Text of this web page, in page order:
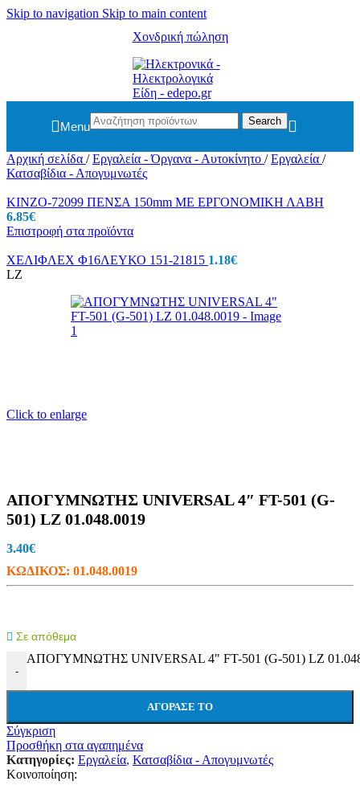
Skip to navigation Skip to main content
Χονδρική πώληση
Menu Search
Αρχική σελίδα / Εργαλεία - Όργανα - Αυτοκίνητο / Εργαλεία /
Κατσαβίδια - Απογυμνωτές
KINZO-72099 ΠΕΝΣΑ 150mm ΜΕ ΕΡΓΟΝΟΜΙΚΗ ΛΑΒΗ
6.85€
Επιστροφή στα προϊόντα
ΧΕΛΙΦΛΕΧ Φ16ΛΕΥΚΟ 151-21815 1.18€
LZ
Click to enlarge
ΑΠΟΓΥΜΝΩΤΗΣ UNIVERSAL 4″ FT-501 (G-
501) LZ 01.048.0019
3.40€
ΚΩΔΙΚΟΣ: 01.048.0019
Σε απόθεμα
-
ΑΠΟΓΥΜΝΩΤΗΣ UNIVERSAL 4" FT-501 (G-501) LZ
ΑΓΌΡΑΣΕ ΤΟ
Σύγκριση
Προσθήκη στα αγαπημένα
Κατηγορίες: Εργαλεία, Κατσαβίδια - Απογυμνωτές
Κοινοποίηση: